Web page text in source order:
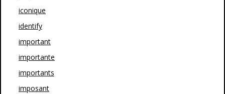
iconique
identify
important
importante
importants
imposant